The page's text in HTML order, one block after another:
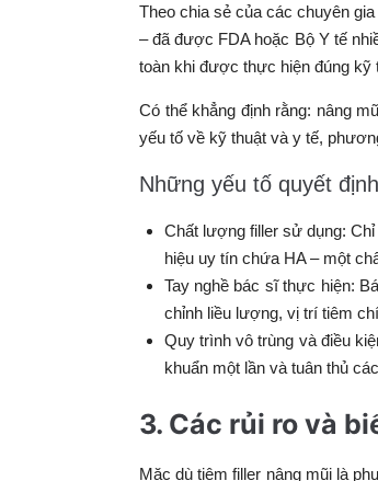
Theo chia sẻ của các chuyên
– đã được FDA hoặc Bộ Y tế
toàn khi được thực hiện đúng kỹ
Có thể khẳng định rằng: nâng
yếu tố về kỹ thuật và y tế,
Những yếu tố quyết
Chất lượng filler sử dụng:
hiệu uy tín chứa HA – một
Tay nghề bác sĩ thực hiện:
chỉnh liều lượng, vị trí tiêm
Quy trình vô trùng và điều
khuẩn một lần và tuân thủ
3. Các rủi ro và
Mặc dù tiêm filler nâng mũi là